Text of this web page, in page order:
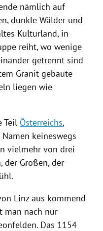
nämlich auf
dunkle Wälder und
Kulturland, in
reiht, wo wenige
getrennt sind
Granit gebaute
liegen wie
Teil Österreichs,
keineswegs
vielmehr von drei
der Großen, der
Linzaus kommend
man nach nur
Das 1154